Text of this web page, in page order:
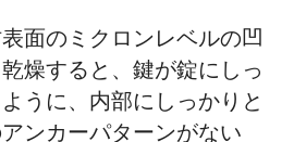
面のミクロンレベルの凹
燥すると、鍵が錠にしっ
うに、内部にしっかりと
ンカーパターンがない